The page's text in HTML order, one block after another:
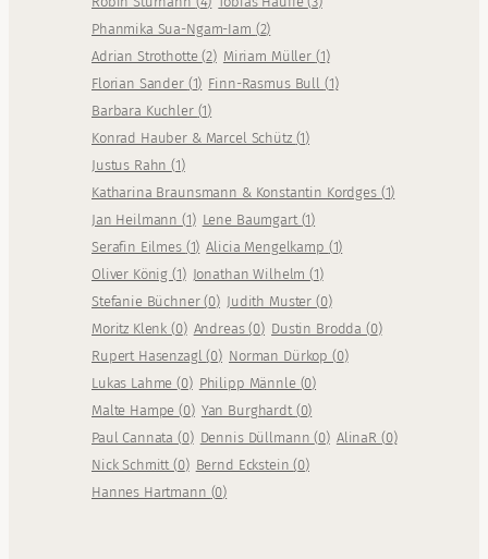
Phanmika Sua-Ngam-Iam (2)
Adrian Strothotte(2) Miriam Müller (1)
Florian Sander (1) Finn-Rasmus Bull (1)
Barbara Kuchler (1)
Konrad Hauber & Marcel Schütz (1)
Justus Rahn(1)
Katharina Braunsmann & Konstantin Kordges (1)
Jan Heilmann(1) Lene Baumgart (1)
Serafin Eilmes (1) Alicia Mengelkamp (1)
Oliver König(1) Jonathan Wilhelm(1)
Stefanie Büchner(0) Judith Muster (0)
Moritz Klenk(0) Andreas(0) Dustin Brodda (0)
Rupert Hasenzagl(0) Norman Dürkop (0)
Lukas Lahme(0) Philipp Männle (0)
Malte Hampe(0) Yan Burghardt (0)
Paul Cannata(0) Dennis Düllmann(0) AlinaR (0)
Nick Schmitt(0) Bernd Eckstein(0)
Hannes Hartmann (0)